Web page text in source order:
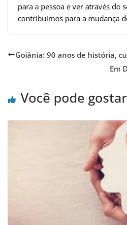
para a pessoa e ver através do
contribuímos para a mudança
Goiânia: 90 anos de história,
Em
Você pode